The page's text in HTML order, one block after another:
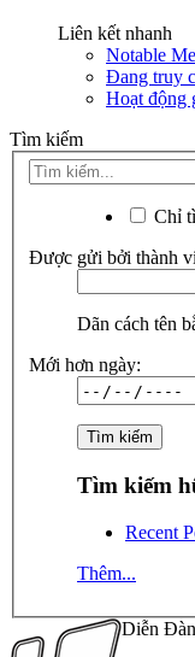
Liên kết nhanh
Notable
Đang truy
Hoạt động
Tìm kiếm
Chỉ
Được gửi bởi thành
Dãn cách tên
Mới hơn ngày:
Tìm kiếm
Recent
Thêm...
Diễn